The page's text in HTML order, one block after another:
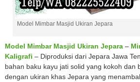
Model Mimbar Masjid Ukiran Jepara
Model Mimbar Masjid Ukiran Jepara –
Kaligrafi – Diproduksi dari Jepara Jawa
bahan baku kayu jati solid yang kokoh dan
dengan ukiran khas Jepara yang